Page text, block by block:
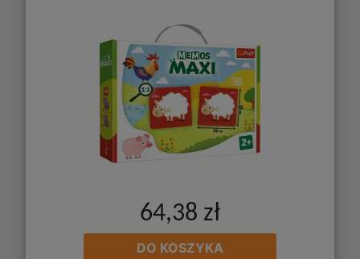
64,38 zł
DO KOSZYKA